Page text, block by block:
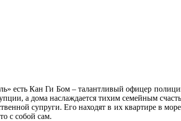
есть Кан Ги Бом – талантливый офицер
а дома наслаждается тихим семейным
супруги. Его находят в их квартире в
с собой сам.